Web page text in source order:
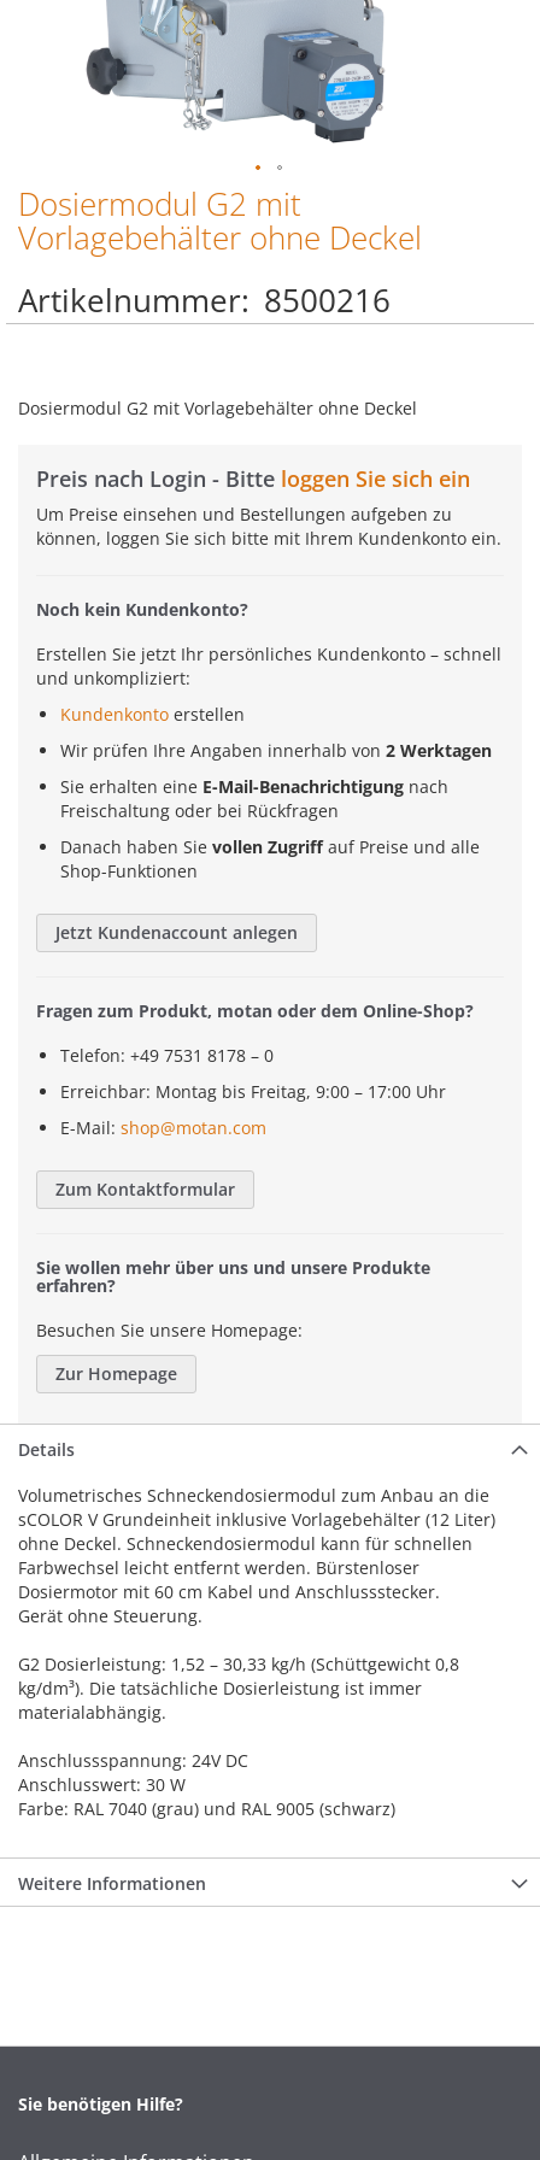
Zum
Anfang
der
springen
Dosiermodul G2 mit
Vorlagebehälter ohne Deckel
Artikelnummer 8500216
Dosiermodul G2 mit Vorlagebehälter ohne Deckel
Preis nach Login - Bitte loggen Sie sich ein
Um Preise einsehen und Bestellungen aufgeben zu
können, loggen Sie sich bitte mit Ihrem Kundenkonto ein.
Noch kein Kundenkonto?
Erstellen Sie jetzt Ihr persönliches Kundenkonto – schnell
und unkompliziert:
Kundenkonto erstellen
Wir prüfen Ihre Angaben innerhalb von 2 Werktagen
Sie erhalten eine E-Mail-Benachrichtigung nach
Freischaltung oder bei Rückfragen
Danach haben Sie vollen Zugriffauf Preise und alle
Shop-Funktionen
Jetzt Kundenaccount anlegen
Fragen zum Produkt, motan oder dem Online-Shop?
Telefon: +49 7531 8178 – 0
Erreichbar: Montag bis Freitag, 9:00 – 17:00 Uhr
E-Mail: shop@motan.com
Zum Kontaktformular
Sie wollen mehr über uns und unsere Produkte
erfahren?
Besuchen Sie unsere Homepage:
Zur Homepage
Details
Volumetrisches Schneckendosiermodul zum Anbau an die
sCOLOR V Grundeinheit inklusive Vorlagebehälter (12 Liter)
ohne Deckel. Schneckendosiermodul kann für schnellen
Farbwechsel leicht entfernt werden. Bürstenloser
Dosiermotor mit 60 cm Kabel und Anschlussstecker.
Gerät ohne Steuerung.
G2 Dosierleistung: 1,52 – 30,33 kg/h (Schüttgewicht 0,8
kg/dm³). Die tatsächliche Dosierleistung ist immer
materialabhängig.
Anschlussspannung: 24V DC
Anschlusswert: 30 W
Farbe: RAL 7040 (grau) und RAL 9005 (schwarz)
Weitere Informationen
Sie benötigen Hilfe?